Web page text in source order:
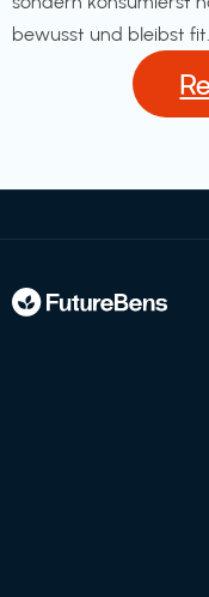
bewusst und bleibst fit.